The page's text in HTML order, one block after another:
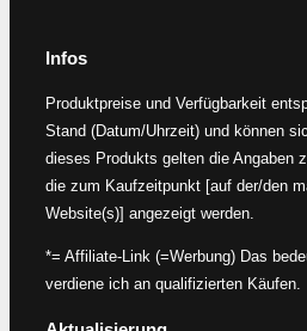
Infos
Produktpreise und Verfügbarkeit
Stand (Datum/Uhrzeit) und können
dieses Produkts gelten die Angaben
die zum Kaufzeitpunkt [auf der/den
Website(s)] angezeigt werden.
*= Affiliate-Link (=Werbung) Das
verdiene ich an qualifizierten Käufen.